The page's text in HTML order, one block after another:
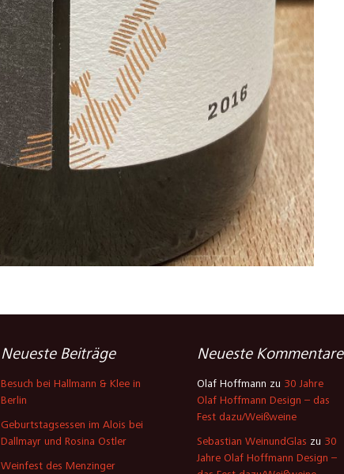
Neueste Beiträge
Besuch bei Hallmann & Klee in
Berlin
Geburtstagsessen im Alois bei
Dallmayr und Rosina Ostler
Weinfest des Menzinger
Neueste Kommentare
Olaf Hoffmann zu 30 Jahre
Olaf Hoffmann Design – das
Fest dazu/Weißweine
Sebastian WeinundGlas zu 30
Jahre Olaf Hoffmann Design –